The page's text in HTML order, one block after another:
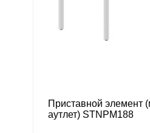
Приставной элемент
аутлет) STNPM188